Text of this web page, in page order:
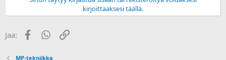
kirjoittaaksesi täällä.
Jaa: FacebookWhatsApp
Linkki
MP-tekniikka